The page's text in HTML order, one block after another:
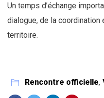
Un temps d’échange
dialogue, de la coordination
territoire.
Rencontre officielle,